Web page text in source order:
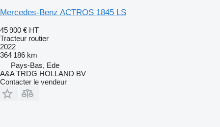
Mercedes-Benz ACTROS 1845 LS
45 900 € HT
Tracteur routier
2022
364 186 km
Pays-Bas, Ede
A&A TRDG HOLLAND BV
Contacter le vendeur